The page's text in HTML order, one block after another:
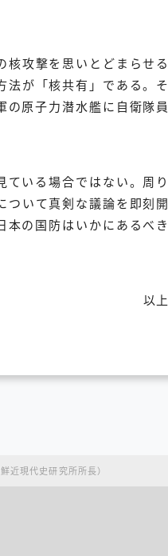
核攻撃を思いとどまらせる
法が「核共有」である。そ
の原子力潜水艦に自衛隊員
いる場合ではない。周り
ついて真剣な議論を即刻開
の国防はいかにあるべき
以上
現代史研究所所長）